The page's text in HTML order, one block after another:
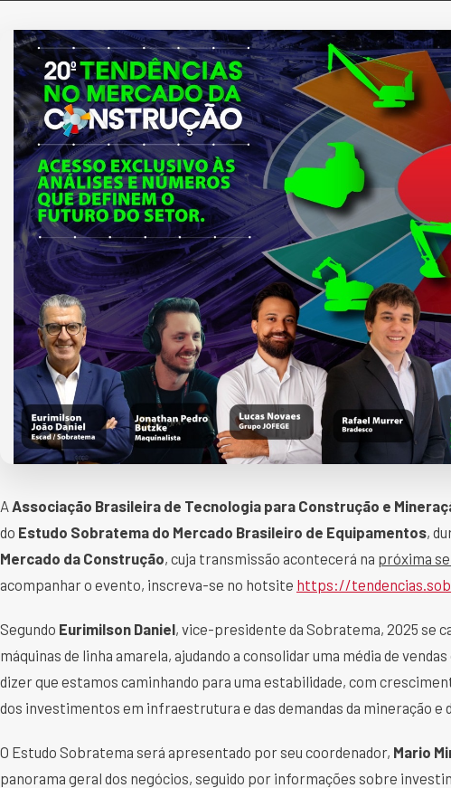
A Associação Brasileira de Tecnologia para Construção e
do Estudo Sobratema do Mercado Brasileiro de Equipamentos,
Mercado da Construção, cuja transmissão acontecerá na próxima
acompanhar o evento, inscreva-se no hotsite https://
Segundo Eurimilson Daniel, vice-presidente da Sobratema, 2025 se
máquinas de linha amarela, ajudando a consolidar uma média de
dizer que estamos caminhando para uma estabilidade, com
dos investimentos em infraestrutura e das demandas da mineração e
O Estudo Sobratema será apresentado por seu coordenador, Mario
panorama geral dos negócios, seguido por informações sobre